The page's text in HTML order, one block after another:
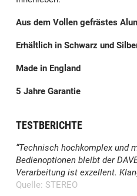
Aus dem Vollen gefrästes
Erhältlich in Schwarz und
Made in England
5 Jahre Garantie
TESTBERICHTE
“Technisch hochkomplex und
Bedienoptionen bleibt der
Verarbeitung ist exzellent.
Quelle: STEREO